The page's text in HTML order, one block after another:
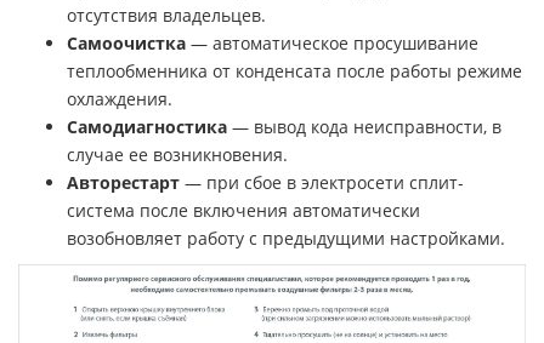
отсутствия владельцев.
Самоочистка — автоматическое просушивание
теплообменника от конденсата после работы режиме
охлаждения.
Самодиагностика — вывод кода неисправности, в
случае ее возникновения.
Авторестарт — при сбое в электросети сплит-
система после включения автоматически
возобновляет работу с предыдущими настройками.